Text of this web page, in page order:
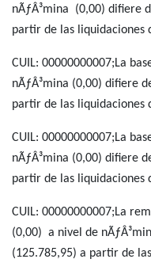
nÃƒÂ³mina (0,00) difiere
partir de las liquidaciones
CUIL: 00000000007;La
nÃƒÂ³mina (0,00) difiere
partir de las liquidaciones
CUIL: 00000000007;La
nÃƒÂ³mina (0,00) difiere
partir de las liquidaciones
CUIL: 00000000007;La
(0,00) a nivel de
(125.785,95) a partir de